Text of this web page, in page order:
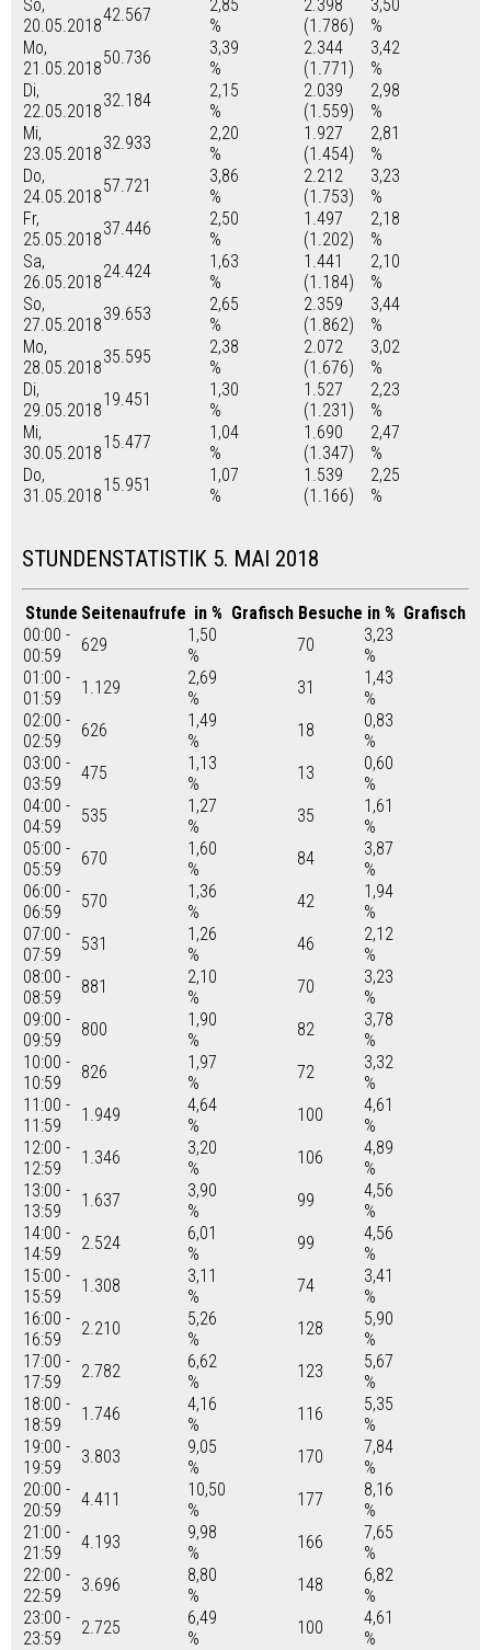
So,
20.05.2018
42.567
2,85
%
2.398
(1.786)
3,50
%
Mo,
21.05.2018
50.736
3,39
%
2.344
(1.771)
3,42
%
Di,
22.05.2018
32.184
2,15
%
2.039
(1.559)
2,98
%
Mi,
23.05.2018
32.933
2,20
%
1.927
(1.454)
2,81
%
Do,
24.05.2018
57.721
3,86
%
2.212
(1.753)
3,23
%
Fr,
25.05.2018
37.446
2,50
%
1.497
(1.202)
2,18
%
Sa,
26.05.2018
24.424
1,63
%
1.441
(1.184)
2,10
%
So,
27.05.2018
39.653
2,65
%
2.359
(1.862)
3,44
%
Mo,
28.05.2018
35.595
2,38
%
2.072
(1.676)
3,02
%
Di,
29.05.2018
19.451
1,30
%
1.527
(1.231)
2,23
%
Mi,
30.05.2018
15.477
1,04
%
1.690
(1.347)
2,47
%
Do,
31.05.2018
15.951
1,07
%
1.539
(1.166)
2,25
%
STUNDENSTATISTIK 5. MAI 2018
Stunde Seitenaufrufe in % Grafisch Besuche in % Grafisch
00:00 -
00:59
629
1,50
%
70
3,23
%
01:00 -
01:59
1.129
2,69
%
31
1,43
%
02:00 -
02:59
626
1,49
%
18
0,83
%
03:00 -
03:59
475
1,13
%
13
0,60
%
04:00 -
04:59
535
1,27
%
35
1,61
%
05:00 -
05:59
670
1,60
%
84
3,87
%
06:00 -
06:59
570
1,36
%
42
1,94
%
07:00 -
07:59
531
1,26
%
46
2,12
%
08:00 -
08:59
881
2,10
%
70
3,23
%
09:00 -
09:59
800
1,90
%
82
3,78
%
10:00 -
10:59
826
1,97
%
72
3,32
%
11:00 -
11:59
1.949
4,64
%
100
4,61
%
12:00 -
12:59
1.346
3,20
%
106
4,89
%
13:00 -
13:59
1.637
3,90
%
99
4,56
%
14:00 -
14:59
2.524
6,01
%
99
4,56
%
15:00 -
15:59
1.308
3,11
%
74
3,41
%
16:00 -
16:59
2.210
5,26
%
128
5,90
%
17:00 -
17:59
2.782
6,62
%
123
5,67
%
18:00 -
18:59
1.746
4,16
%
116
5,35
%
19:00 -
19:59
3.803
9,05
%
170
7,84
%
20:00 -
20:59
4.411
10,50
%
177
8,16
%
21:00 -
21:59
4.193
9,98
%
166
7,65
%
22:00 -
22:59
3.696
8,80
%
148
6,82
%
23:00 -
23:59
2.725
6,49
%
100
4,61
%